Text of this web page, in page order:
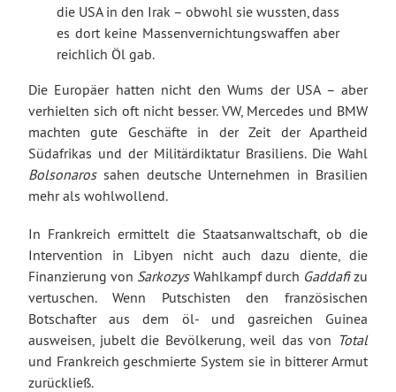
die USA in den Irak – obwohl sie wussten, dass
es dort keine Massenvernichtungswaffen aber
reichlich Öl gab.
Die Europäer hatten nicht den Wums der USA – aber
verhielten sich oft nicht besser. VW, Mercedes und BMW
machten gute Geschäfte in der Zeit der Apartheid
Südafrikas und der Militärdiktatur Brasiliens. Die Wahl
Bolsonaros sahen deutsche Unternehmen in Brasilien
mehr als wohlwollend.
In Frankreich ermittelt die Staatsanwaltschaft, ob die
Intervention in Libyen nicht auch dazu diente, die
Finanzierung von Sarkozys Wahlkampf durch Gaddafizu
vertuschen. Wenn Putschisten den französischen
Botschafter aus dem öl- und gasreichen Guinea
ausweisen, jubelt die Bevölkerung, weil das von Total
und Frankreich geschmierte System sie in bitterer Armut
zurückließ.